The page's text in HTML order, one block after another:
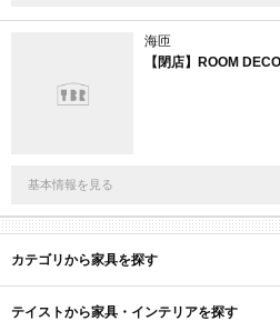
海匝
【閉店】ROOM
基本情報を見る
カテゴリから家具を探す
テイストから家具・インテリアを探す